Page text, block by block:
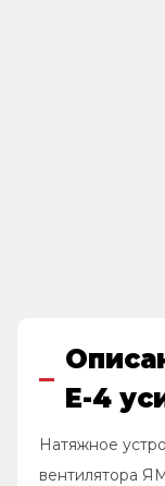
Е-4
Натяжное
вентилятора